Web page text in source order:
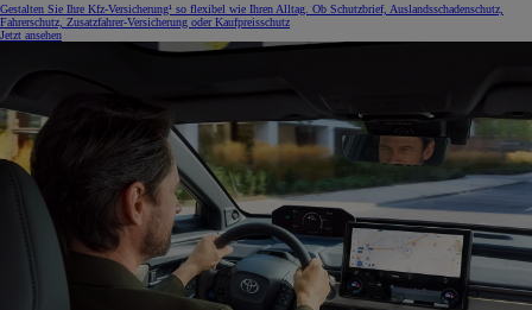
Gestalten Sie Ihre Kfz-Versicherung¹ so flexibel wie Ihren Alltag. Ob Schutzbrief, Auslandsschadenschutz,
Fahrerschutz, Zusatzfahrer-Versicherung oder Kaufpreisschutz
Jetzt ansehen